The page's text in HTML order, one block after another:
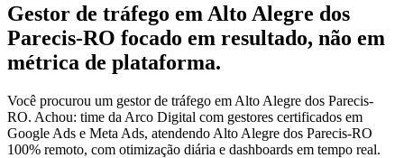
Gestor de tráfego em Alto Alegre dos
Parecis-RO focado em resultado, não em
métrica de plataforma.
Você procurou um gestor de tráfego em Alto Alegre dos Parecis-
RO. Achou: time da Arco Digital com gestores certificados em
Google Ads e Meta Ads, atendendo Alto Alegre dos Parecis-RO
100% remoto, com otimização diária e dashboards em tempo real.